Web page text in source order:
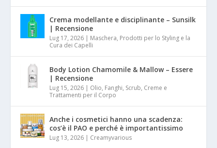
Crema modellante e disciplinante – Sunsilk
| Recensione
Lug 17, 2026 | Maschera, Prodotti per lo Styling e la
Cura dei Capelli
Body Lotion Chamomile & Mallow – Essere
| Recensione
Lug 15, 2026 | Olio, Fanghi, Scrub, Creme e
Trattamenti per il Corpo
Anche i cosmetici hanno una scadenza:
cos’è il PAO e perché è importantissimo
Lug 13, 2026 | Creamyvarious